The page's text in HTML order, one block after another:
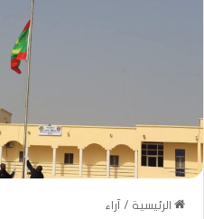
الرئيسية / آراء